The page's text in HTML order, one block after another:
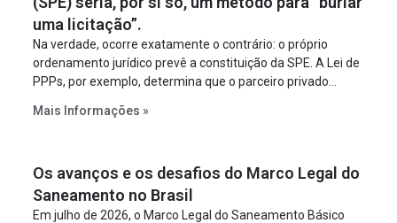
uma licitação”.
Na verdade, ocorre exatamente o contrário: o próprio
ordenamento jurídico prevê a constituição da SPE. A Lei de
PPPs, por exemplo, determina que o parceiro privado
empreendimento. Ou seja, a suposta “fraude à licitação” é
projeto a projeto.
Mais Informações »
Os avanços e os desafios do Marco Legal do
Saneamento no Brasil
Em julho de 2026, o Marco Legal do Saneamento Básico